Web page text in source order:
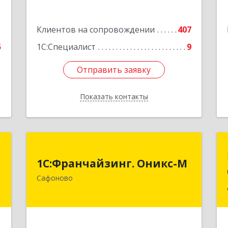
Клиентов на сопровождении
407
1С:Специалист
9
Отправить заявку
Показать контакты
Отправить заявку
Назад
1С:Франчайзинг. Оникс-М
Сафоново
215500, Смоленская обл, Сафоновский
р-н, Сафоново г, Революционная ул,